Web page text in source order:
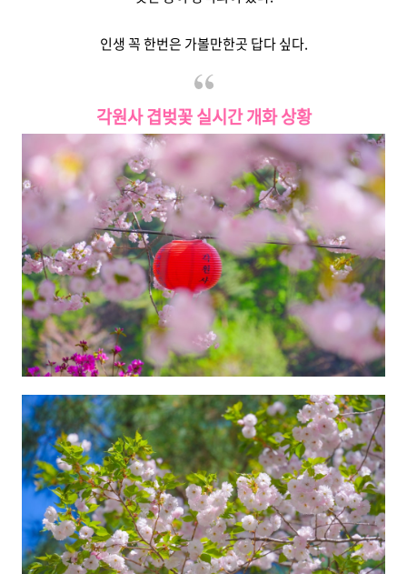
인생 꼭 한번은 가볼만한곳 답다 싶다.
각원사 겹벚꽃 실시간 개화 상황